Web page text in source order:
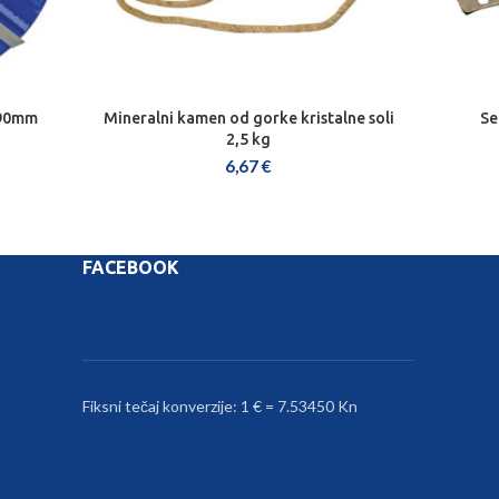
DODAJ U KOŠARICU
Mineralni kamen od gorke kristalne soli
2,5 kg
6,67€
FACEBOOK
Fiksni tečaj konverzije: 1 € = 7.53450 Kn